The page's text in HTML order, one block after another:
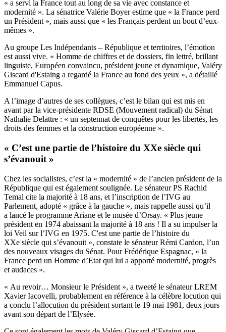
« a servi la France tout au long de sa vie avec constance et
modernité ». La sénatrice Valérie Boyer estime que « la France perd
un Président », mais aussi que « les Français perdent un bout d’eux-
mêmes ».
Au groupe Les Indépendants – République et territoires, l’émotion
est aussi vive. « Homme de chiffres et de dossiers, fin lettré, brillant
linguiste, Européen convaincu, président jeune et dynamique, Valéry
Giscard d'Estaing a regardé la France au fond des yeux », a détaillé
Emmanuel Capus.
A l’image d’autres de ses collègues, c’est le bilan qui est mis en
avant par la vice-présidente RDSE (Mouvement radical) du Sénat
Nathalie Delattre : « un septennat de conquêtes pour les libertés, les
droits des femmes et la construction européenne ».
« C’est une partie de l’histoire du XXe siècle qui
s’évanouit »
Chez les socialistes, c’est la « modernité » de l’ancien président de la
République qui est également soulignée. Le sénateur PS Rachid
Temal cite la majorité à 18 ans, et l’inscription de l’IVG au
Parlement, adopté « grâce à la gauche », mais rappelle aussi qu’il
a lancé le programme Ariane et le musée d’Orsay. « Plus jeune
président en 1974 abaissant la majorité à 18 ans ! Il a su impulser la
loi Veil sur l’IVG en 1975. C'est une partie de l’histoire du
XXe siècle qui s’évanouit », constate le sénateur Rémi Cardon, l’un
des nouveaux visages du Sénat. Pour Frédérique Espagnac, « la
France perd un Homme d’Etat qui lui a apporté modernité, progrès
et audaces ».
« Au revoir… Monsieur le Président », a tweeté le sénateur LREM
Xavier Iacovelli, probablement en référence à la célèbre locution qui
a conclu l’allocution du président sortant le 19 mai 1981, deux jours
avant son départ de l’Elysée.